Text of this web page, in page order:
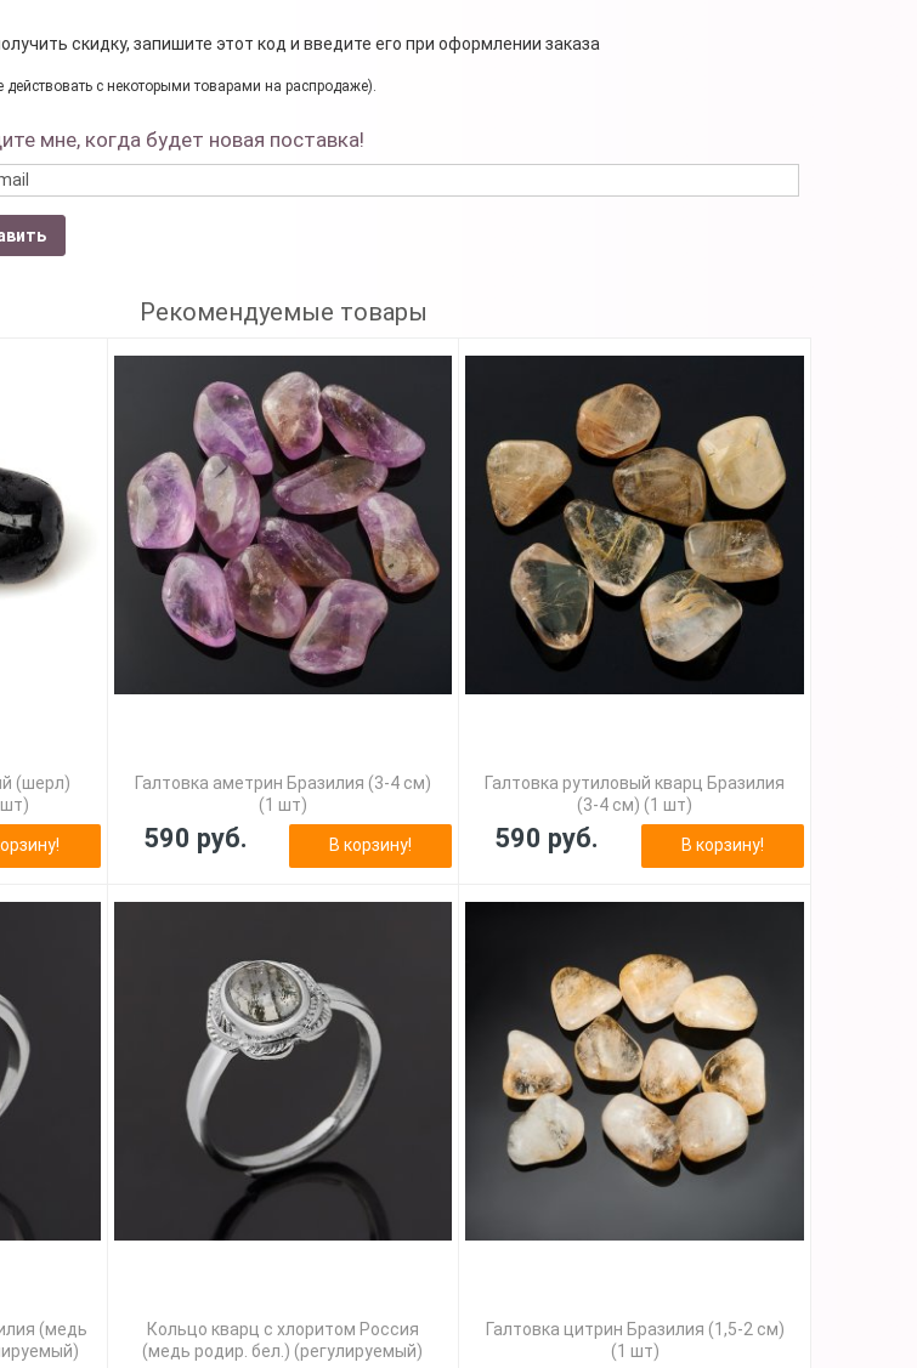
скидку, запишите этот код и введите его при оформлении заказа
действовать с некоторыми товарами на распродаже).
мне, когда будет новая поставка!
Рекомендуемые товары
(шерл)
Галтовка аметрин Бразилия (3-4 см)
(1 шт)
590 руб. В корзину!
Галтовка рутиловый кварц Бразилия
(3-4 см) (1 шт)
590 руб. В корзину!
(медь
Кольцо кварц с хлоритом Россия
(медь родир. бел.) (регулируемый)
Галтовка цитрин Бразилия (1,5-2 см)
(1 шт)